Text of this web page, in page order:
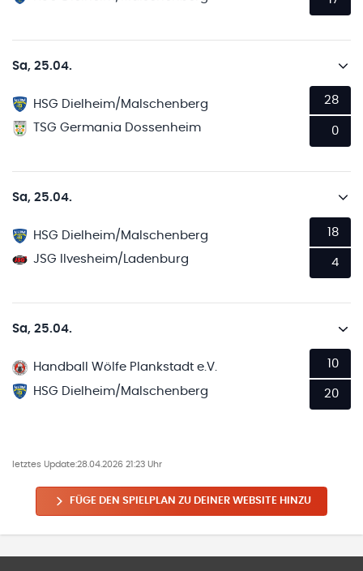
Sa, 25.04.
HSG Dielheim/Malschenberg
TSG Germania Dossenheim
28
0
Sa, 25.04.
HSG Dielheim/Malschenberg
JSG Ilvesheim/Ladenburg
18
4
Sa, 25.04.
Handball Wölfe Plankstadt e.V.
HSG Dielheim/Malschenberg
10
20
letztes Update:28.04.2026 21:23 Uhr
FÜGE DEN SPIELPLAN ZU DEINER WEBSITE HINZU